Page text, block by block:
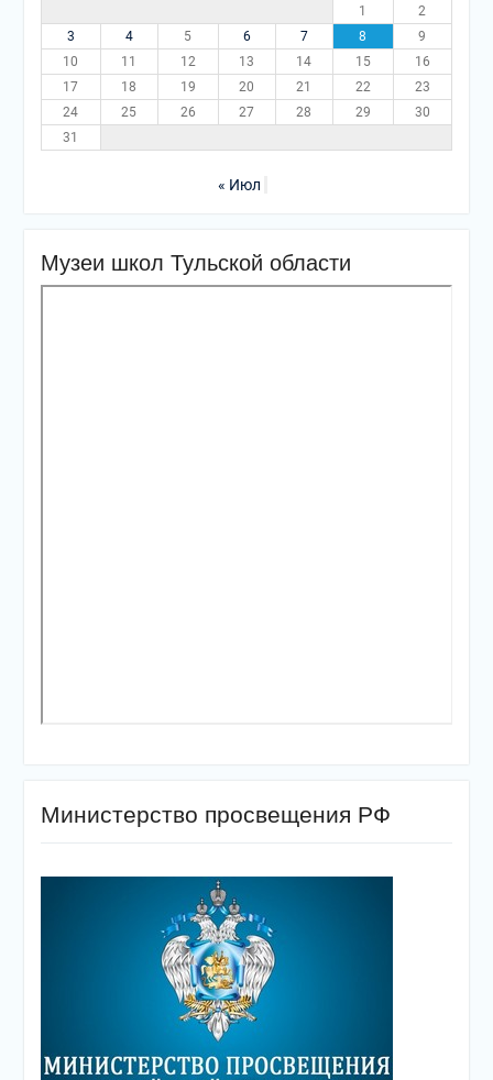
1
2
3
4 5 6 7 8
9
10
11 12 13 14 15
16
17
18 19 20 21 22
23
24
25 26 27 28 29
30
31
« Июл
Музеи школ Тульской области
Министерство просвещения РФ